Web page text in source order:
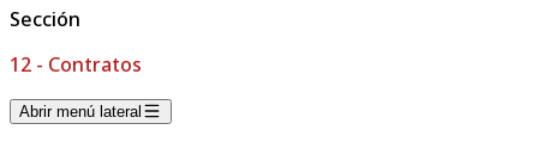
Sección
12 - Contratos
Abrir menú lateral